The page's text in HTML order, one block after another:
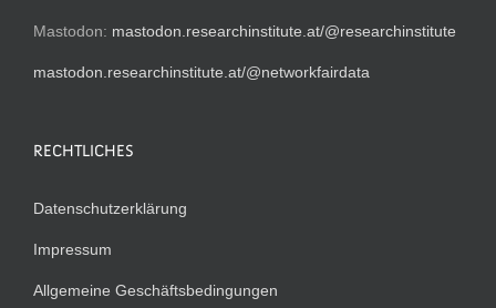
Mastodon: mastodon.researchinstitute.at/@researchinstitute
mastodon.researchinstitute.at/@networkfairdata
RECHTLICHES
Datenschutzerklärung
Impressum
Allgemeine Geschäftsbedingungen